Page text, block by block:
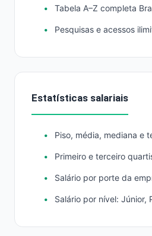
Tabela A–Z completa
Pesquisas e acessos
Estatísticas salariais
Piso, média, mediana e
Primeiro e terceiro
Salário por porte da
Salário por nível: Júnior,